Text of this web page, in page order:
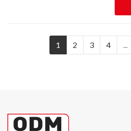
1 2 3 4 ...